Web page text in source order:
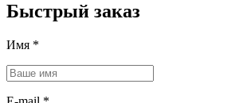
Быстрый заказ
Имя *